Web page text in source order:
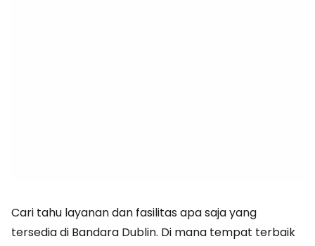
Cari tahu layanan dan fasilitas apa saja yang
tersedia di Bandara Dublin. Di mana tempat terbaik